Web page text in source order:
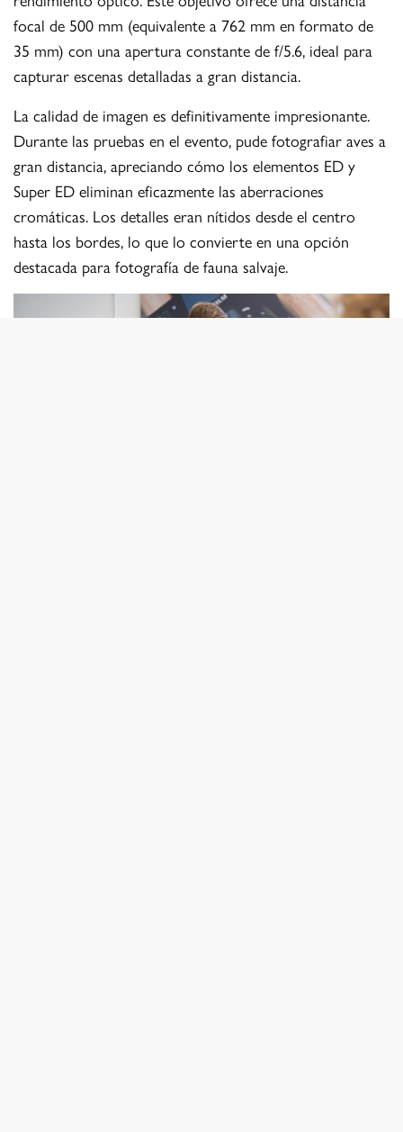
focal de 500 mm (equivalente a 762 mm en formato de
35 mm) con una apertura constante de f/5.6, ideal para
capturar escenas detalladas a gran distancia.
La calidad de imagen es definitivamente impresionante.
Durante las pruebas en el evento, pude fotografiar aves a
gran distancia, apreciando cómo los elementos ED y
Super ED eliminan eficazmente las aberraciones
cromáticas. Los detalles eran nítidos desde el centro
hasta los bordes, lo que lo convierte en una opción
destacada para fotografía de fauna salvaje.